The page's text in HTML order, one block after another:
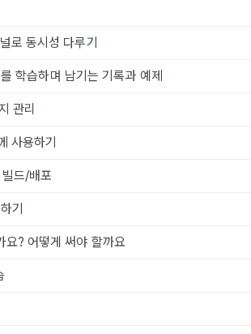
로 동시성 다루기
학습하며 남기는 기록과 예제
관리
사용하기
드/배포
기
? 어떻게 써야 할까요